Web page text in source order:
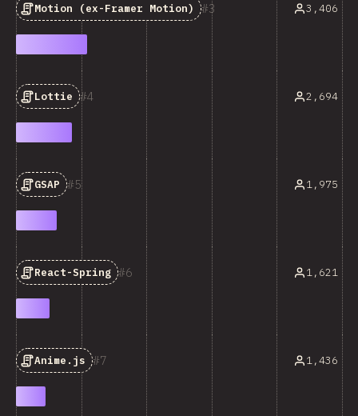
3
Motion (ex-Framer Motion) 3,406
4
Lottie 2,694
5
GSAP 1,975
6
React-Spring 1,621
7
Anime.js 1,436